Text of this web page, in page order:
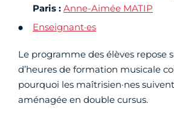
Paris : Anne-Aimée MATIP
Enseignant·es
Le programme des élèves repose
d’heures de formation musicale
pourquoi les maîtrisien·nes
aménagée en double cursus.